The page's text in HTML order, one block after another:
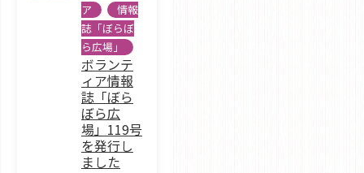
ア
,
情報
誌「ぼらぼ
ら広場」
ボランテ
ィア情報
誌「ぼら
ぼら広
場」119号
を発行し
ました